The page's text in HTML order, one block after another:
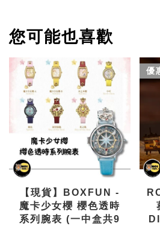
您可能也喜歡
【現貨】BOXFUN -
魔卡少女櫻 櫻色透時
系列腕表 (一中盒共9
優